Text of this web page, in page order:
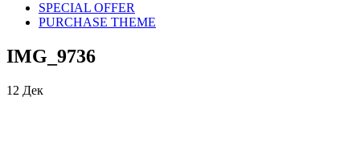
SPECIAL OFFER
PURCHASE THEME
IMG_9736
12 Дек